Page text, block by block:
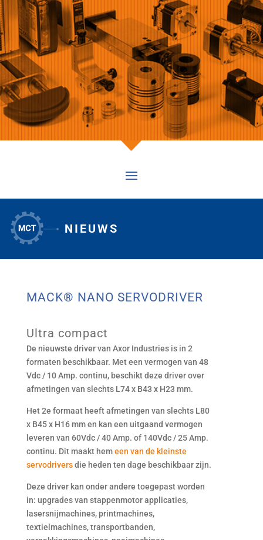
NIEUWS
MACK® NANO SERVODRIVER
Ultra compact
De nieuwste driver van Axor Industries is in 2
formaten beschikbaar. Met een vermogen van 48
Vdc / 10 Amp. continu, beschikt deze driver over
afmetingen van slechts L74 x B43 x H23 mm.
Het 2e formaat heeft afmetingen van slechts L80
x B45 x H16 mm en kan een uitgaand vermogen
leveren van 60Vdc / 40 Amp. of 140Vdc / 25 Amp.
continu. Dit maakt hemeen van de kleinste
servodriversdie heden ten dage beschikbaar zijn.
Deze driver kan onder andere toegepast worden
in: upgrades van stappenmotor applicaties,
lasersnijmachines, printmachines,
textielmachines, transportbanden,